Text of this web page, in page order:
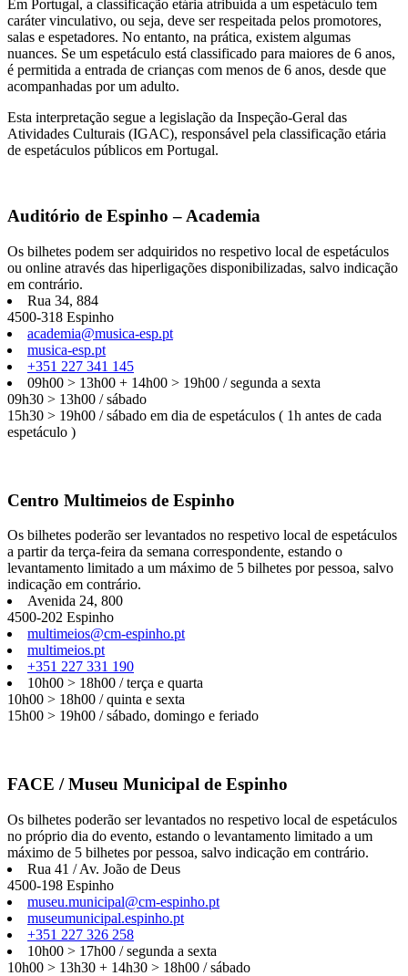
Em Portugal, a classificação etária atribuída a um espetáculo tem
caráter vinculativo, ou seja, deve ser respeitada pelos promotores,
salas e espetadores. No entanto, na prática, existem algumas
nuances. Se um espetáculo está classificado para maiores de 6 anos,
é permitida a entrada de crianças com menos de 6 anos, desde que
acompanhadas por um adulto.
Esta interpretação segue a legislação da Inspeção-Geral das
Atividades Culturais (IGAC), responsável pela classificação etária
de espetáculos públicos em Portugal.
Auditório de Espinho – Academia
Os bilhetes podem ser adquiridos no respetivo local de espetáculos
ou online através das hiperligações disponibilizadas, salvo indicação
em contrário.
Rua 34, 884
4500-318 Espinho
academia@musica-esp.pt
musica-esp.pt
+351 227 341 145
09h00 > 13h00 + 14h00 > 19h00 / segunda a sexta
09h30 > 13h00 / sábado
15h30 > 19h00 / sábado em dia de espetáculos ( 1h antes de cada
espetáculo )
Centro Multimeios de Espinho
Os bilhetes poderão ser levantados no respetivo local de espetáculos
a partir da terça-feira da semana correspondente, estando o
levantamento limitado a um máximo de 5 bilhetes por pessoa, salvo
indicação em contrário.
Avenida 24, 800
4500-202 Espinho
multimeios@cm-espinho.pt
multimeios.pt
+351 227 331 190
10h00 > 18h00 / terça e quarta
10h00 > 18h00 / quinta e sexta
15h00 > 19h00 / sábado, domingo e feriado
FACE / Museu Municipal de Espinho
Os bilhetes poderão ser levantados no respetivo local de espetáculos
no próprio dia do evento, estando o levantamento limitado a um
máximo de 5 bilhetes por pessoa, salvo indicação em contrário.
Rua 41 / Av. João de Deus
4500-198 Espinho
museu.municipal@cm-espinho.pt
museumunicipal.espinho.pt
+351 227 326 258
10h00 > 17h00 / segunda a sexta
10h00 > 13h30 + 14h30 > 18h00 / sábado